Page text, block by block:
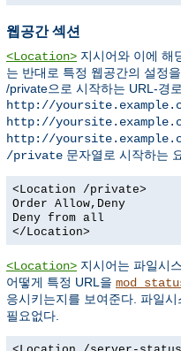
웹공간 섹션
<Location> 지시어와 이에 해
는 반대로 특정 웹공간의 설정
/private으로 시작하는 URL-경
http://
http://
http://
/private 문자열로 시작하는
<Location /private>
Order Allow,Deny
Deny from all
</Location>
<Location> 지시어는 파일시
어떻게 특정 URL을
응시키는지를 보여준다. 파일시
필요없다.